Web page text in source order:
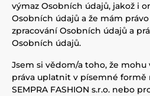
výmaz Osobních údajů, jakož i
Osobních údajů a že mám
zpracování Osobních údajů a
Osobních údajů.
Jsem si vědom/a toho, že mohu
práva uplatnit v písemné formě
SEMPRA FASHION s.r.o. nebo